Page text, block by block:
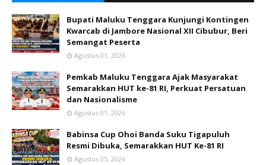
Bupati Maluku Tenggara Kunjungi Kontingen
Kwarcab di Jambore Nasional XII Cibubur, Beri
Semangat Peserta
Agustus 01, 2026
Pemkab Maluku Tenggara Ajak Masyarakat
Semarakkan HUT ke-81 RI, Perkuat Persatuan
dan Nasionalisme
Agustus 01, 2026
Babinsa Cup Ohoi Banda Suku Tigapuluh
Resmi Dibuka, Semarakkan HUT Ke-81 RI
Agustus 05, 2026